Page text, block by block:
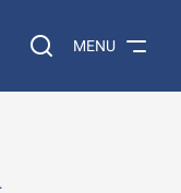
Vyhledávání na
MENU